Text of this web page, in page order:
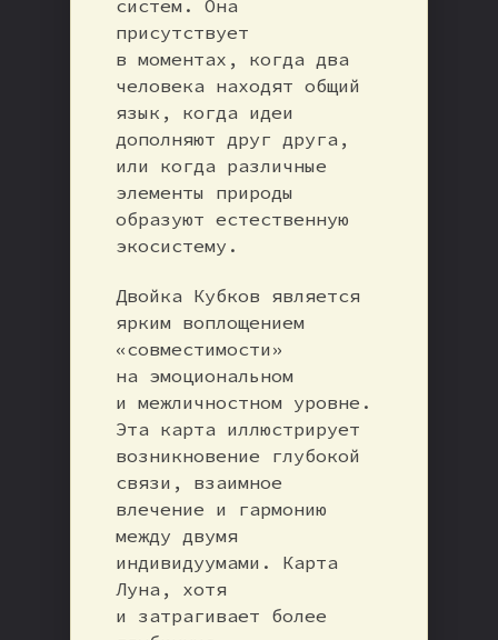
систем. Она
присутствует
в моментах, когда два
человека находят общий
язык, когда идеи
дополняют друг друга,
или когда различные
элементы природы
образуют естественную
экосистему.
Двойка Кубков является
ярким воплощением
«совместимости»
на эмоциональном
и межличностном уровне.
Эта карта иллюстрирует
возникновение глубокой
связи, взаимное
влечение и гармонию
между двумя
индивидуумами. Карта
Луна, хотя
и затрагивает более